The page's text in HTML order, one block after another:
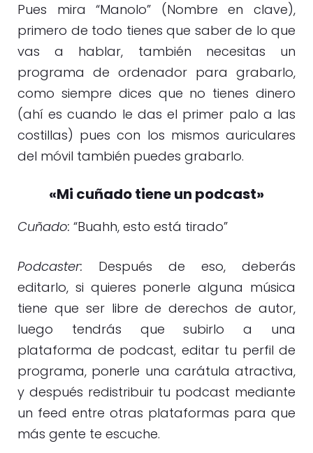
Pues mira “Manolo” (Nombre en clave),
primero de todo tienes que saber de lo que
vas a hablar, también necesitas un
programa de ordenador para grabarlo,
como siempre dices que no tienes dinero
(ahí es cuando le das el primer palo a las
costillas) pues con los mismos auriculares
del móvil también puedes grabarlo.
«Mi cuñado tiene un podcast»
Cuñado: “Buahh, esto está tirado”
Podcaster: Después de eso, deberás
editarlo, si quieres ponerle alguna música
tiene que ser libre de derechos de autor,
luego tendrás que subirlo a una
plataforma de podcast, editar tu perfil de
programa, ponerle una carátula atractiva,
y después redistribuir tu podcast mediante
un feed entre otras plataformas para que
más gente te escuche.